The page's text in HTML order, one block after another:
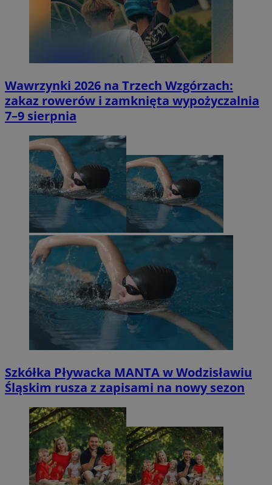
Wawrzynki 2026 na Trzech Wzgórzach:
zakaz rowerów i zamknięta wypożyczalnia
7–9 sierpnia
Szkółka Pływacka MANTA w Wodzisławiu
Śląskim rusza z zapisami na nowy sezon